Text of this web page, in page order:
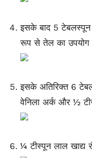
इसके बाद 5
रूप से तेल का उपयोग
इसके अतिरिक्त 6
वेनिला अर्क और ½
¼ टीस्पून लाल खाद्य